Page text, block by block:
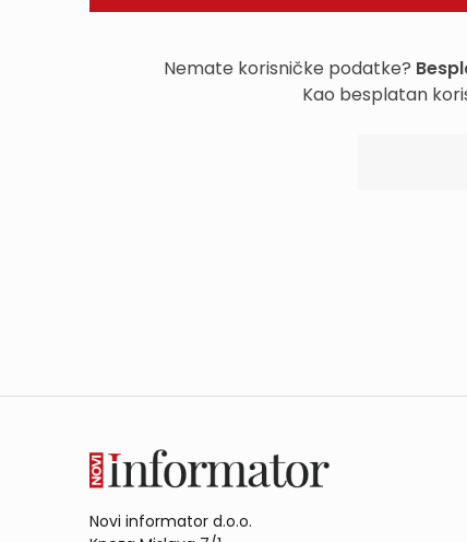
Nemate korisničke podatke?
Kao besplatan
Novi informator d.o.o.